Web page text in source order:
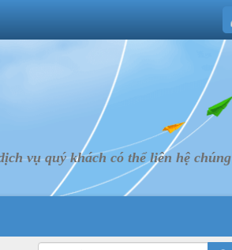
vụ quý khách có thể liên hệ chúng